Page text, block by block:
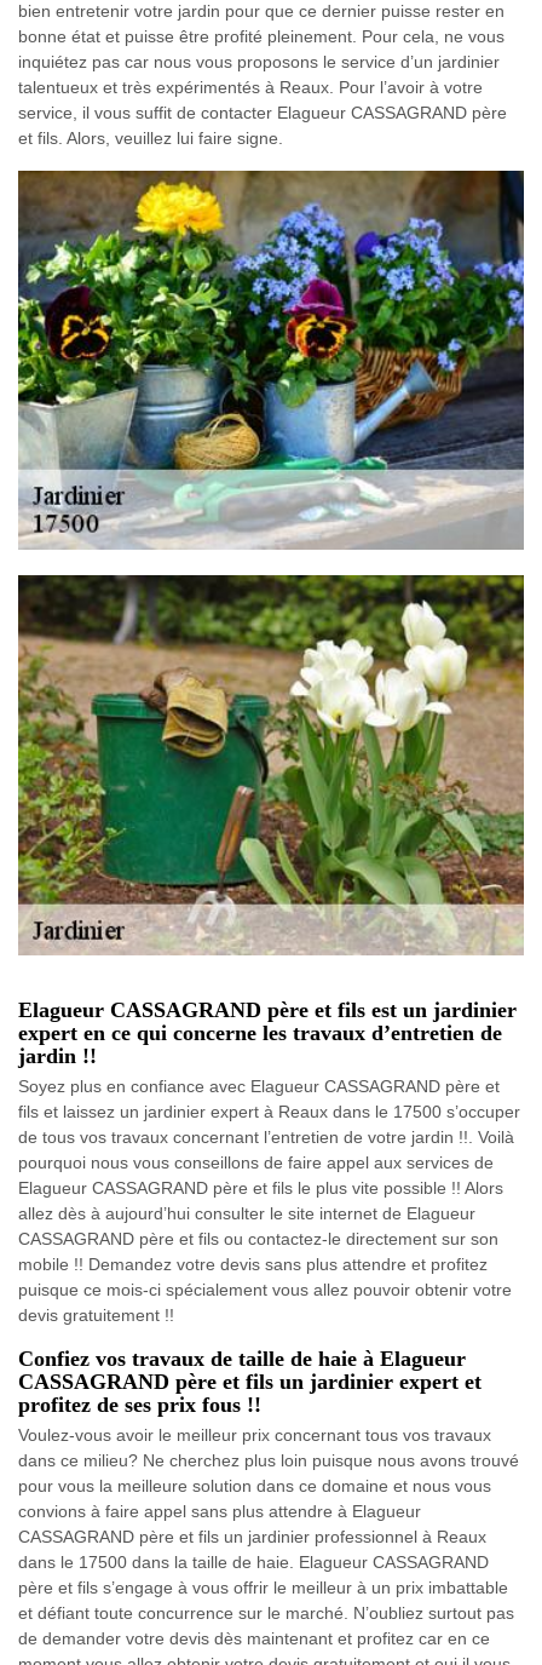
bien entretenir votre jardin pour que ce dernier puisse rester en
bonne état et puisse être profité pleinement. Pour cela, ne vous
inquiétez pas car nous vous proposons le service d’un jardinier
talentueux et très expérimentés à Reaux. Pour l’avoir à votre
service, il vous suffit de contacter Elagueur CASSAGRAND père
et fils. Alors, veuillez lui faire signe.
Elagueur CASSAGRAND père et fils est un jardinier
expert en ce qui concerne les travaux d’entretien de
jardin !!
Soyez plus en confiance avec Elagueur CASSAGRAND père et
fils et laissez un jardinier expert à Reaux dans le 17500 s’occuper
de tous vos travaux concernant l’entretien de votre jardin !!. Voilà
pourquoi nous vous conseillons de faire appel aux services de
Elagueur CASSAGRAND père et fils le plus vite possible !! Alors
allez dès à aujourd’hui consulter le site internet de Elagueur
CASSAGRAND père et fils ou contactez-le directement sur son
mobile !! Demandez votre devis sans plus attendre et profitez
puisque ce mois-ci spécialement vous allez pouvoir obtenir votre
devis gratuitement !!
Confiez vos travaux de taille de haie à Elagueur
CASSAGRAND père et fils un jardinier expert et
profitez de ses prix fous !!
Voulez-vous avoir le meilleur prix concernant tous vos travaux
dans ce milieu? Ne cherchez plus loin puisque nous avons trouvé
pour vous la meilleure solution dans ce domaine et nous vous
convions à faire appel sans plus attendre à Elagueur
CASSAGRAND père et fils un jardinier professionnel à Reaux
dans le 17500 dans la taille de haie. Elagueur CASSAGRAND
père et fils s’engage à vous offrir le meilleur à un prix imbattable
et défiant toute concurrence sur le marché. N’oubliez surtout pas
de demander votre devis dès maintenant et profitez car en ce